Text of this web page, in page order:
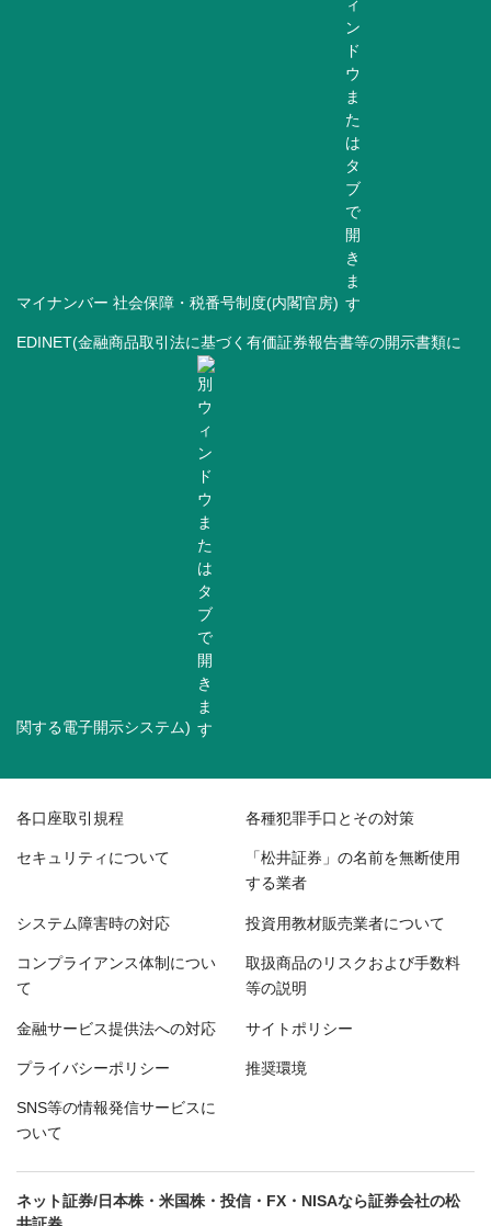
マイナンバー 社会保障・税番号制度(内閣官房)
EDINET(金融商品取引法に基づく有価証券報告書等の開示書類に
関する電子開示システム)
各口座取引規程 各種犯罪手口とその対策
セキュリティについて 「松井証券」の名前を無断使用
する業者
システム障害時の対応 投資用教材販売業者について
コンプライアンス体制につい
て
取扱商品のリスクおよび手数料
等の説明
金融サービス提供法への対応 サイトポリシー
プライバシーポリシー 推奨環境
SNS等の情報発信サービスに
ついて
ネット証券/日本株・米国株・投信・FX・NISAなら証券会社の松